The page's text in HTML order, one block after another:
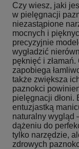
Czy wiesz, jaki
w pielęgnacji
niezastąpione
mocnych i
precyzyjnie
wygładzić
pęknięć i
zapobiega
także zwiększa
paznokci
pielęgnacji dłoni.
entuzjastką
naturalny wygląd
dążeniu do
tylko narzędzie,
zdrowych